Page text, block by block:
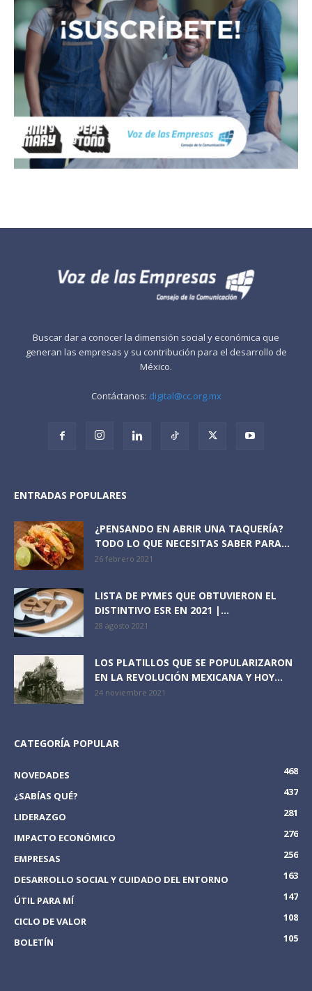
Buscar dar a conocer la dimensión social y económica que
generan las empresas y su contribución para el desarrollo de
México.
Contáctanos: digital@cc.org.mx
ENTRADAS POPULARES
¿PENSANDO EN ABRIR UNA TAQUERÍA?
TODO LO QUE NECESITAS SABER PARA...
26 febrero 2021
LISTA DE PYMES QUE OBTUVIERON EL
DISTINTIVO ESR EN 2021 |...
28 agosto 2021
LOS PLATILLOS QUE SE POPULARIZARON
EN LA REVOLUCIÓN MEXICANA Y HOY...
24 noviembre 2021
CATEGORÍA POPULAR
NOVEDADES
468
¿SABÍAS QUÉ?
437
LIDERAZGO
281
IMPACTO ECONÓMICO
276
EMPRESAS
256
DESARROLLO SOCIAL Y CUIDADO DEL ENTORNO
163
ÚTIL PARA MÍ
147
CICLO DE VALOR
108
BOLETÍN
105